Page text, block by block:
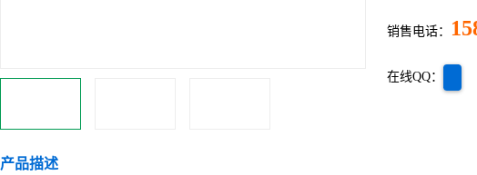
销售电话：
在线QQ：
产品描述